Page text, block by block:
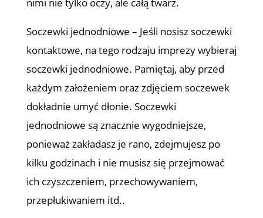
Soczewki jednodniowe – Jeśli nosisz soczewki
kontaktowe, na tego rodzaju imprezy wybieraj
soczewki jednodniowe. Pamiętaj, aby przed
każdym założeniem oraz zdjęciem soczewek
dokładnie umyć dłonie. Soczewki
jednodniowe są znacznie wygodniejsze,
ponieważ zakładasz je rano, zdejmujesz po
kilku godzinach i nie musisz się przejmować
ich czyszczeniem, przechowywaniem,
przepłukiwaniem itd..